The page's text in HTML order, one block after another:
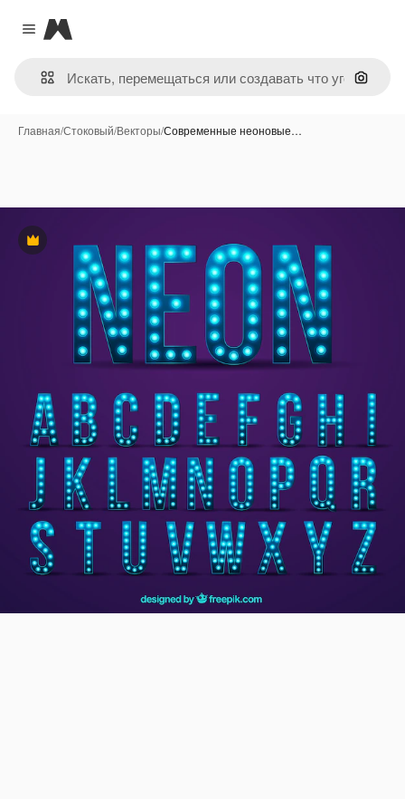
Close menu
Magnific
Поиск
Главная/Стоковый/Векторы/Современные неоновые…
Премиум